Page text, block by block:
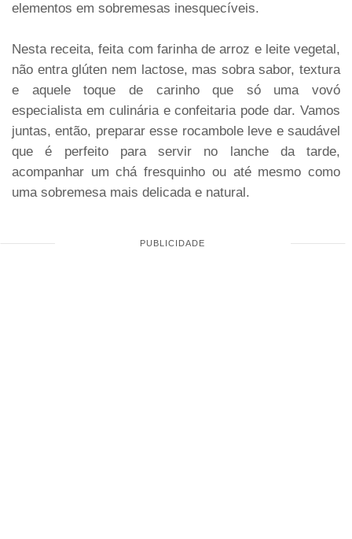
elementos em sobremesas inesquecíveis.
Nesta receita, feita com farinha de arroz e leite vegetal,
não entra glúten nem lactose, mas sobra sabor, textura
e aquele toque de carinho que só uma vovó
especialista em culinária e confeitaria pode dar. Vamos
juntas, então, preparar esse rocambole leve e saudável
que é perfeito para servir no lanche da tarde,
acompanhar um chá fresquinho ou até mesmo como
uma sobremesa mais delicada e natural.